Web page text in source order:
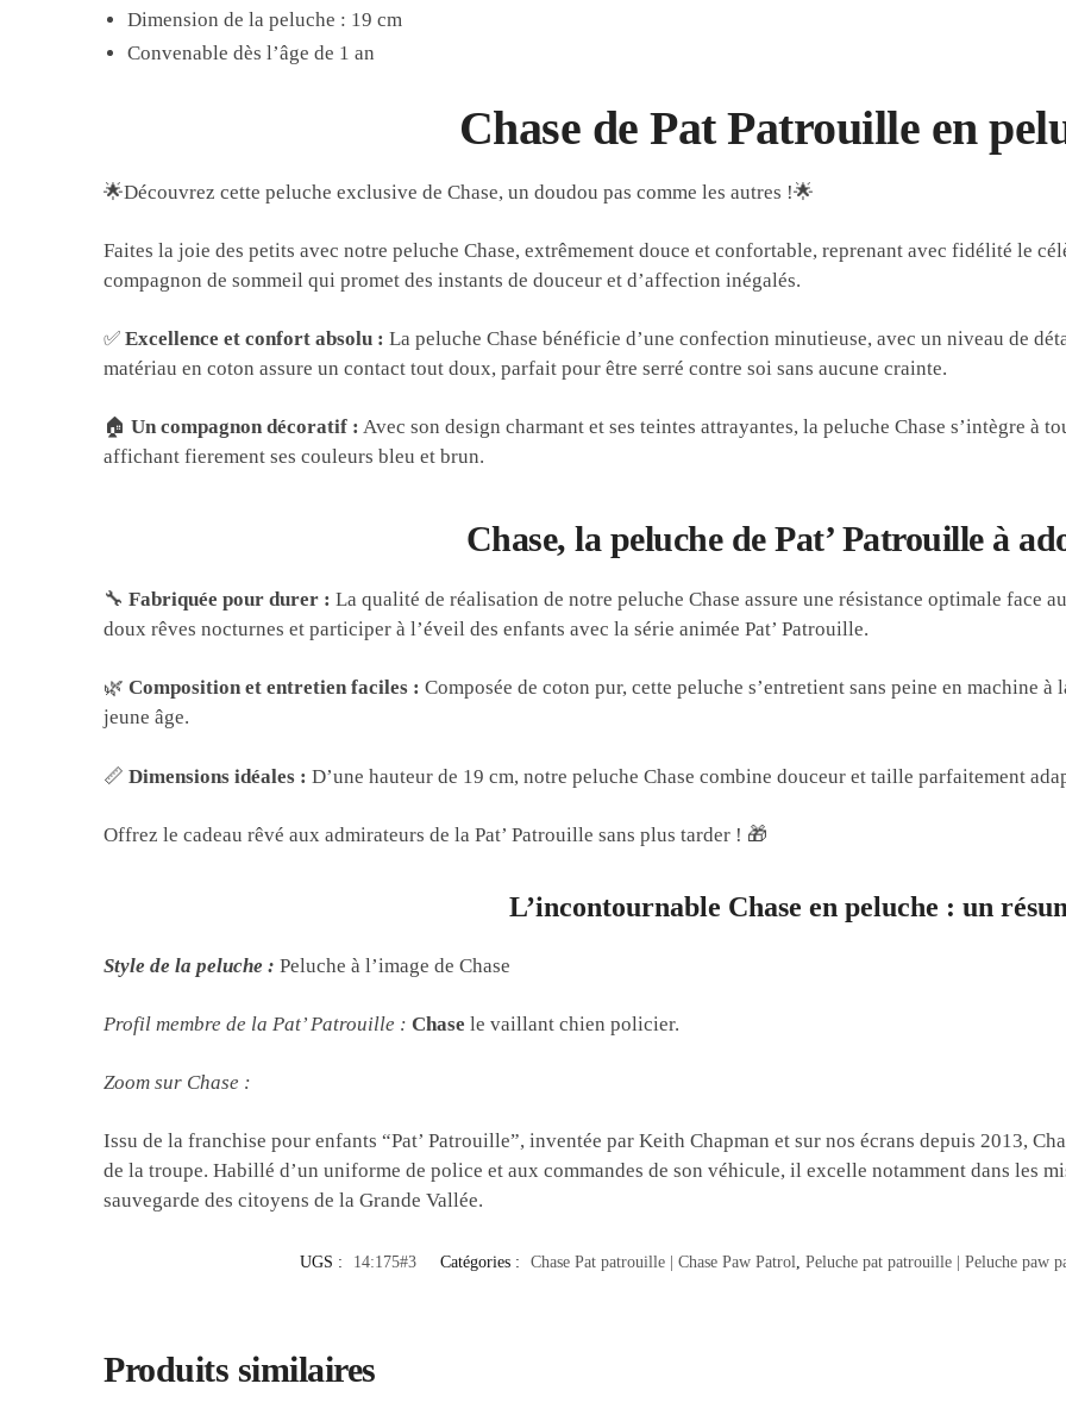
Dimension de la peluche : 19 cm
Convenable dès l’âge de 1 an
Chase de Pat Patrouille en
🌟Découvrez cette peluche exclusive de Chase, un doudou pas comme les autres !🌟
Faites la joie des petits avec notre peluche Chase, extrêmement douce et confortable, reprenant avec fidélité le
compagnon de sommeil qui promet des instants de douceur et d’affection inégalés.
✅Excellence et confort absolu : La peluche Chase bénéficie d’une confection minutieuse, avec un niveau de
matériau en coton assure un contact tout doux, parfait pour être serré contre soi sans aucune crainte.
🏠Un compagnon décoratif : Avec son design charmant et ses teintes attrayantes, la peluche Chase s’intègre à
affichant fierement ses couleurs bleu et brun.
Chase, la peluche de Pat’ Patrouille à
🔧Fabriquée pour durer : La qualité de réalisation de notre peluche Chase assure une résistance optimale face
doux rêves nocturnes et participer à l’éveil des enfants avec la série animée Pat’ Patrouille.
🌿Composition et entretien faciles : Composée de coton pur, cette peluche s’entretient sans peine en machine
jeune âge.
📏Dimensions idéales : D’une hauteur de 19 cm, notre peluche Chase combine douceur et taille parfaitement
Offrez le cadeau rêvé aux admirateurs de la Pat’ Patrouille sans plus tarder ! 🎁
L’incontournable Chase en peluche : un
Style de la peluche : Peluche à l’image de Chase
Profil membre de la Pat’ Patrouille : Chase le vaillant chien policier.
Zoom sur Chase :
Issu de la franchise pour enfants “Pat’ Patrouille”, inventée par Keith Chapman et sur nos écrans depuis 2013,
de la troupe. Habillé d’un uniforme de police et aux commandes de son véhicule, il excelle notamment dans les
sauvegarde des citoyens de la Grande Vallée.
UGS : 14:175#3 Catégories : Chase Pat patrouille | Chase Paw Patrol Peluche pat patrouille | Peluche paw
Produits similaires